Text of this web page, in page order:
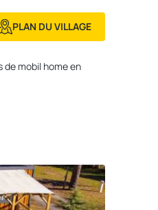
PLAN DU VILLAGE
mobil home en